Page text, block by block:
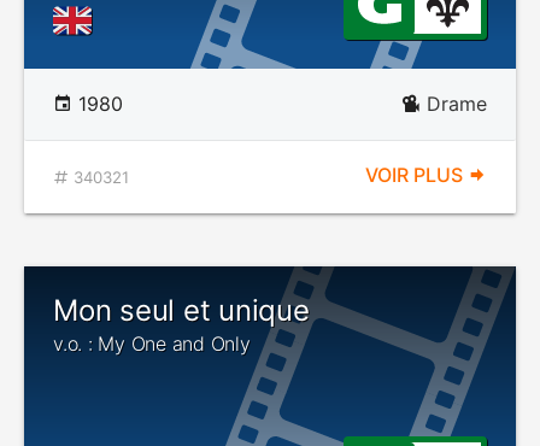
1980 Drame
340321 VOIR PLUS
Mon seul et unique
v.o. : My One and Only